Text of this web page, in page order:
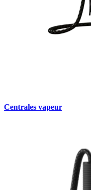
Centrales vapeur